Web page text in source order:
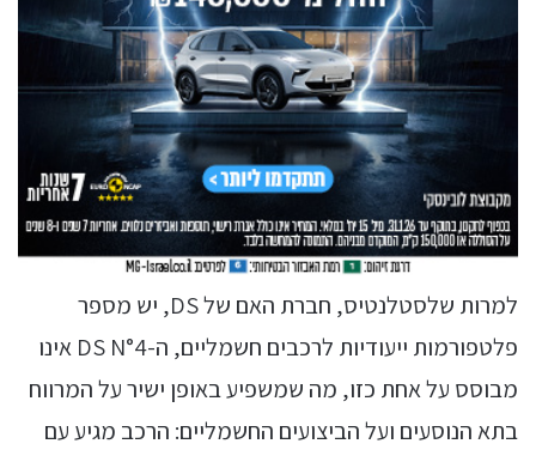
למרות שלסטלנטיס, חברת האם של DS, יש מספר
פלטפורמות ייעודיות לרכבים חשמליים, ה-DS N°4 אינו
מבוסס על אחת כזו, מה שמשפיע באופן ישיר על המרווח
בתא הנוסעים ועל הביצועים החשמליים: הרכב מגיע עם